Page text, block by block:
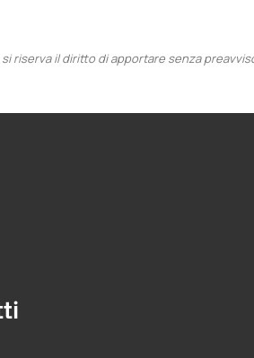
riserva il diritto di apportare senza